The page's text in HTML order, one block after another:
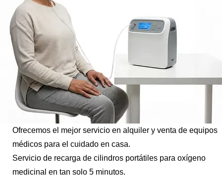
Ofrecemos el mejor servicio en alquiler y venta de equipos
médicos para el cuidado en casa.
Servicio de recarga de cilindros portátiles para oxígeno
medicinal en tan solo 5 minutos.